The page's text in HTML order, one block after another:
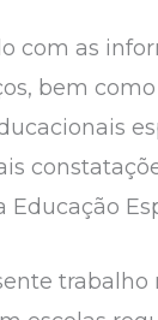
com as
bem
Educação